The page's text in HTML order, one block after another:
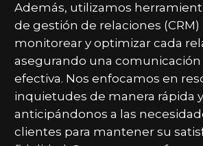
Además, utilizamos
de gestión de relaciones (CRM)
monitorear y optimizar cada
asegurando una comunicación
efectiva. Nos enfocamos en
inquietudes de manera rápida
anticipándonos a las
clientes para mantener su